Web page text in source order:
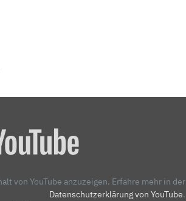
von YouTube anzuzeigen. Erfahre mehr in der
Datenschutzerklärung von YouTube.